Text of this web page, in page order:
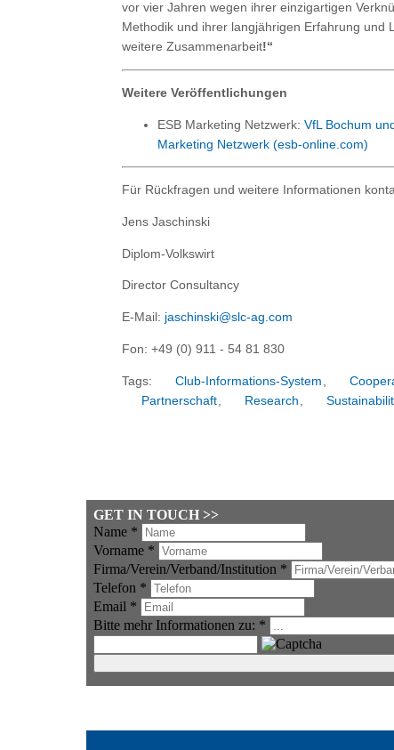
vor vier Jahren wegen ihrer einzigartigen
Methodik und ihrer langjährigen Erfahrung und
weitere Zusammenarbeit!“
Weitere Veröffentlichungen
ESB Marketing Netzwerk: VfL Bochum
Marketing Netzwerk (esb-online.com)
Für Rückfragen und weitere Informationen
Jens Jaschinski
Diplom-Volkswirt
Director Consultancy
E-Mail: jaschinski@slc-ag.com
Fon: +49 (0) 911 - 54 81 830
Tags: Club-Informations-System
Partnerschaft
Research